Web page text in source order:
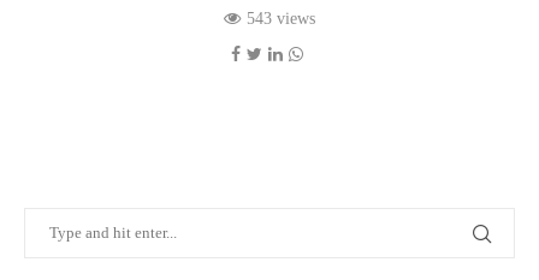
543 views